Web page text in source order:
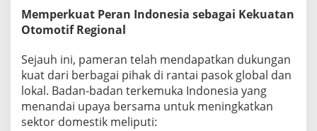
a
r
t
a
Memperkuat Peran Indonesia sebagai Kekuatan
Otomotif Regional
Sejauh ini, pameran telah mendapatkan dukungan
kuat dari berbagai pihak di rantai pasok global dan
lokal. Badan-badan terkemuka Indonesia yang
menandai upaya bersama untuk meningkatkan
sektor domestik meliputi: